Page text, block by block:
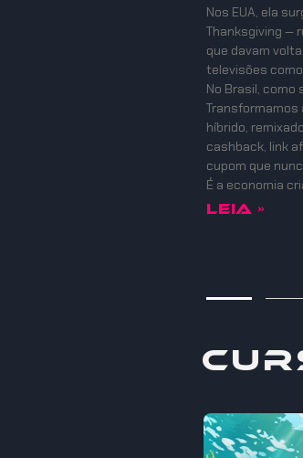
Nos EUA, ela
Thanksgiving —
que davam
televisões
No Brasil, como
Transformamos
híbrido,
cashback, link
cupom que
É a economia
Leia »